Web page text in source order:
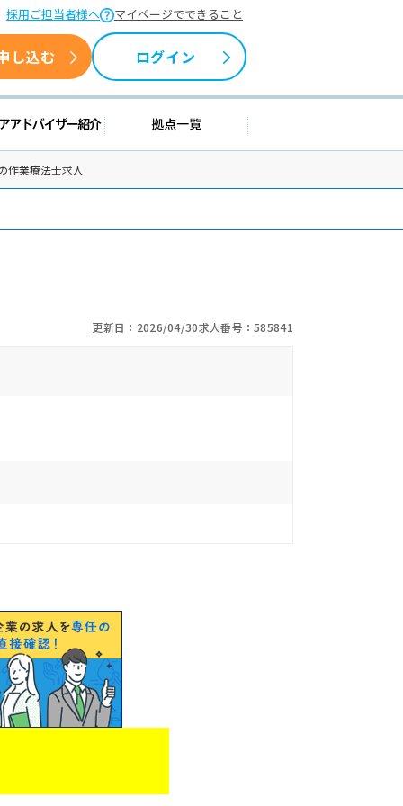
採用ご担当者様へ マイページでできること
し込む ログイン
情報 キャリアアドバイザー紹介拠点一覧
作業療法士求人
更新日：2026/04/30求人番号：585841